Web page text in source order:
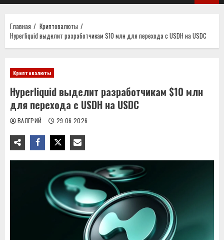
Главная
Криптовалюты
Hyperliquid выделит разработчикам $10 млн для перехода с USDH на USDC
Криптовалюты
Hyperliquid выделит разработчикам $10 млн
для перехода с USDH на USDC
ВАЛЕРИЙ 29.06.2026